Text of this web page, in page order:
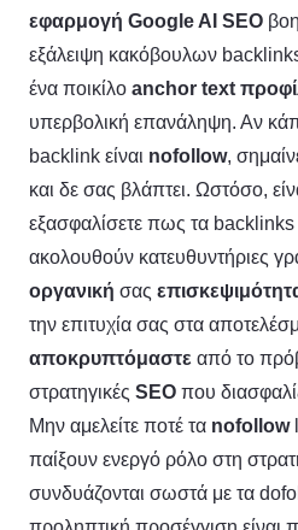
εφαρμογή Google AI SEO
εξάλειψη κακόβουλων
ένα ποικίλο anchor text
υπερβολική επανάληψη. Αν
backlink είναι nofollow,
και δε σας βλάπτει. Ωστόσο,
εξασφαλίσετε πως τα backlinks
ακολουθούν κατευθυντήριες
οργανική σας
την επιτυχία σας στα
αποκρυπτόμαστε από το
στρατηγικές SEO που
Μην αμελείτε ποτέ τα nofollow
παίξουν ενεργό ρόλο στη
συνδυάζονται σωστά με τα